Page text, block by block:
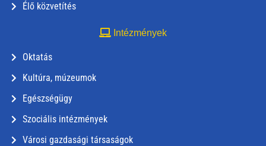
Élő közvetítés
Intézmények
Oktatás
Kultúra, múzeumok
Egészségügy
Szociális intézmények
Városi gazdasági társaságok